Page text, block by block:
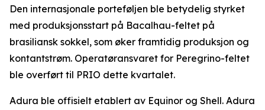
Den internasjonale porteføljen ble betydelig styrket
med produksjonsstart på Bacalhau-feltet på
brasiliansk sokkel, som øker framtidig produksjon og
kontantstrøm. Operatøransvaret for Peregrino-feltet
ble overført til PRIO dette kvartalet.
Adura ble offisielt etablert av Equinor og Shell. Adura